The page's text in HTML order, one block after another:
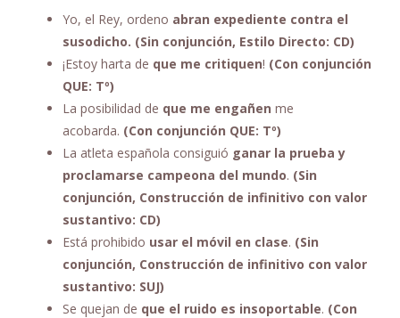
Yo, el Rey, ordeno abran expediente contra el
susodicho. (Sin conjunción, Estilo Directo: CD)
¡Estoy harta de que me critiquen! (Con conjunción
QUE: Tº)
La posibilidad de que me engañen me
acobarda. (Con conjunción QUE: Tº)
La atleta española consiguió ganar la prueba y
proclamarse campeona del mundo. (Sin
conjunción, Construcción de infinitivo con valor
sustantivo: CD)
Está prohibido usar el móvil en clase. (Sin
conjunción, Construcción de infinitivo con valor
sustantivo: SUJ)
Se quejan de que el ruido es insoportable. (Con